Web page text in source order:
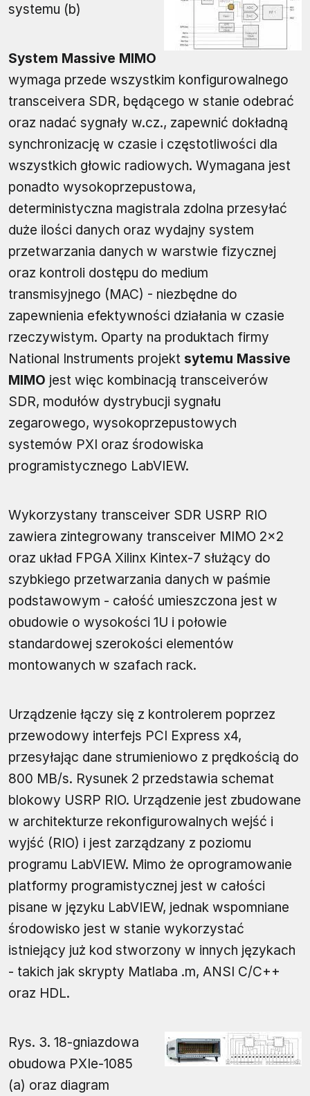
systemu (b)
System Massive MIMO
wymaga przede wszystkim konfigurowalnego
transceivera SDR, będącego w stanie odebrać
oraz nadać sygnały w.cz., zapewnić dokładną
synchronizację w czasie i częstotliwości dla
wszystkich głowic radiowych. Wymagana jest
ponadto wysokoprzepustowa,
deterministyczna magistrala zdolna przesyłać
duże ilości danych oraz wydajny system
przetwarzania danych w warstwie fizycznej
oraz kontroli dostępu do medium
transmisyjnego (MAC) - niezbędne do
zapewnienia efektywności działania w czasie
rzeczywistym. Oparty na produktach firmy
National Instruments projekt sytemu Massive
MIMO jest więc kombinacją transceiverów
SDR, modułów dystrybucji sygnału
zegarowego, wysokoprzepustowych
systemów PXI oraz środowiska
programistycznego LabVIEW.
Wykorzystany transceiver SDR USRP RIO
zawiera zintegrowany transceiver MIMO 2×2
oraz układ FPGA Xilinx Kintex-7 służący do
szybkiego przetwarzania danych w paśmie
podstawowym - całość umieszczona jest w
obudowie o wysokości 1U i połowie
standardowej szerokości elementów
montowanych w szafach rack.
Urządzenie łączy się z kontrolerem poprzez
przewodowy interfejs PCI Express x4,
przesyłając dane strumieniowo z prędkością do
800 MB/s. Rysunek 2 przedstawia schemat
blokowy USRP RIO. Urządzenie jest zbudowane
w architekturze rekonfigurowalnych wejść i
wyjść (RIO) i jest zarządzany z poziomu
programu LabVIEW. Mimo że oprogramowanie
platformy programistycznej jest w całości
pisane w języku LabVIEW, jednak wspomniane
środowisko jest w stanie wykorzystać
istniejący już kod stworzony w innych językach
- takich jak skrypty Matlaba .m, ANSI C/C++
oraz HDL.
Rys. 3. 18-gniazdowa
obudowa PXIe-1085
(a) oraz diagram